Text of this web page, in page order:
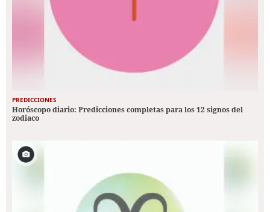
PREDICCIONES
Horóscopo diario: Predicciones completas para los 12 signos del
zodiaco